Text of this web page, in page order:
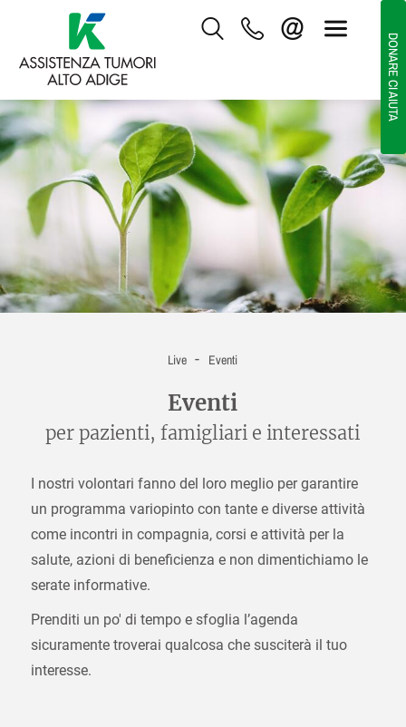
DONARE CI AIUTA
Live - Eventi
Eventi
per pazienti, famigliari e interessati
I nostri volontari fanno del loro meglio per garantire
un programma variopinto con tante e diverse attività
come incontri in compagnia, corsi e attività per la
salute, azioni di beneficienza e non dimentichiamo le
serate informative.
Prenditi un po' di tempo e sfoglia l’agenda
sicuramente troverai qualcosa che susciterà il tuo
interesse.